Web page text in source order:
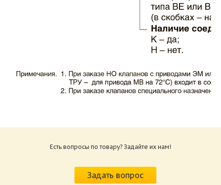
ВИНГС-М КЛОП-1.pdf
приводов КЛОП-1.pdf
Размер: 520.36 Кб
Есть вопросы по товару? Задайте их нам!
Задать вопрос